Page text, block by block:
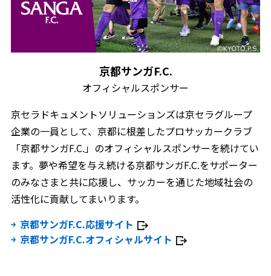
京都サンガF.C.
オフィシャルスポンサー
京セラドキュメントソリューションズは京セラグループ
企業の一員として、京都に根差したプロサッカークラブ
「京都サンガF.C.」のオフィシャルスポンサーを続けてい
ます。夢や希望を与え続ける京都サンガF.C.をサポーター
のみなさまと共に応援し、サッカーを通じた地域社会の
活性化に貢献してまいります。
京都サンガF.C.応援サイト
京都サンガF.C.オフィシャルサイト